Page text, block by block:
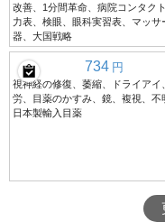
改善、1分間革命、病院コンタク
力表、検眼、眼科実習表、マッサ
器、大国戦略
734 円
視神経の修復、萎縮、ドライアイ
労、目薬のかすみ、鏡、複視、不
日本製輸入目薬